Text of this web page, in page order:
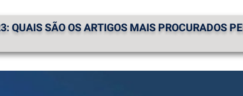
QUAIS SÃO OS ARTIGOS MAIS PROCURADOS